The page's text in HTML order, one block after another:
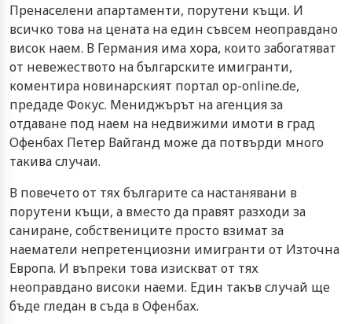
Пренаселени апартаменти, порутени къщи. И
всичко това на цената на един съвсем неоправдано
висок наем. В Германия има хора, които забогатяват
от невежеството на българските имигранти,
коментира новинарският портал op-online.de,
предаде Фокус. Мениджърът на агенция за
отдаване под наем на недвижими имоти в град
Офенбах Петер Вайганд може да потвърди много
такива случаи.
В повечето от тях българите са настанявани в
порутени къщи, а вместо да правят разходи за
саниране, собствениците просто взимат за
наематели непретенциозни имигранти от Източна
Европа. И въпреки това изискват от тях
неоправдано високи наеми. Един такъв случай ще
бъде гледан в съда в Офенбах.